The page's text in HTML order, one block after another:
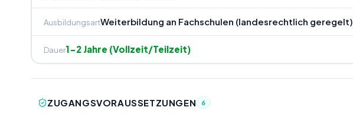
AusbildungsartWeiterbildung an Fachschulen (landesrechtlich geregelt)
Dauer1-2 Jahre (Vollzeit/Teilzeit)
ZUGANGSVORAUSSETZUNGEN 6